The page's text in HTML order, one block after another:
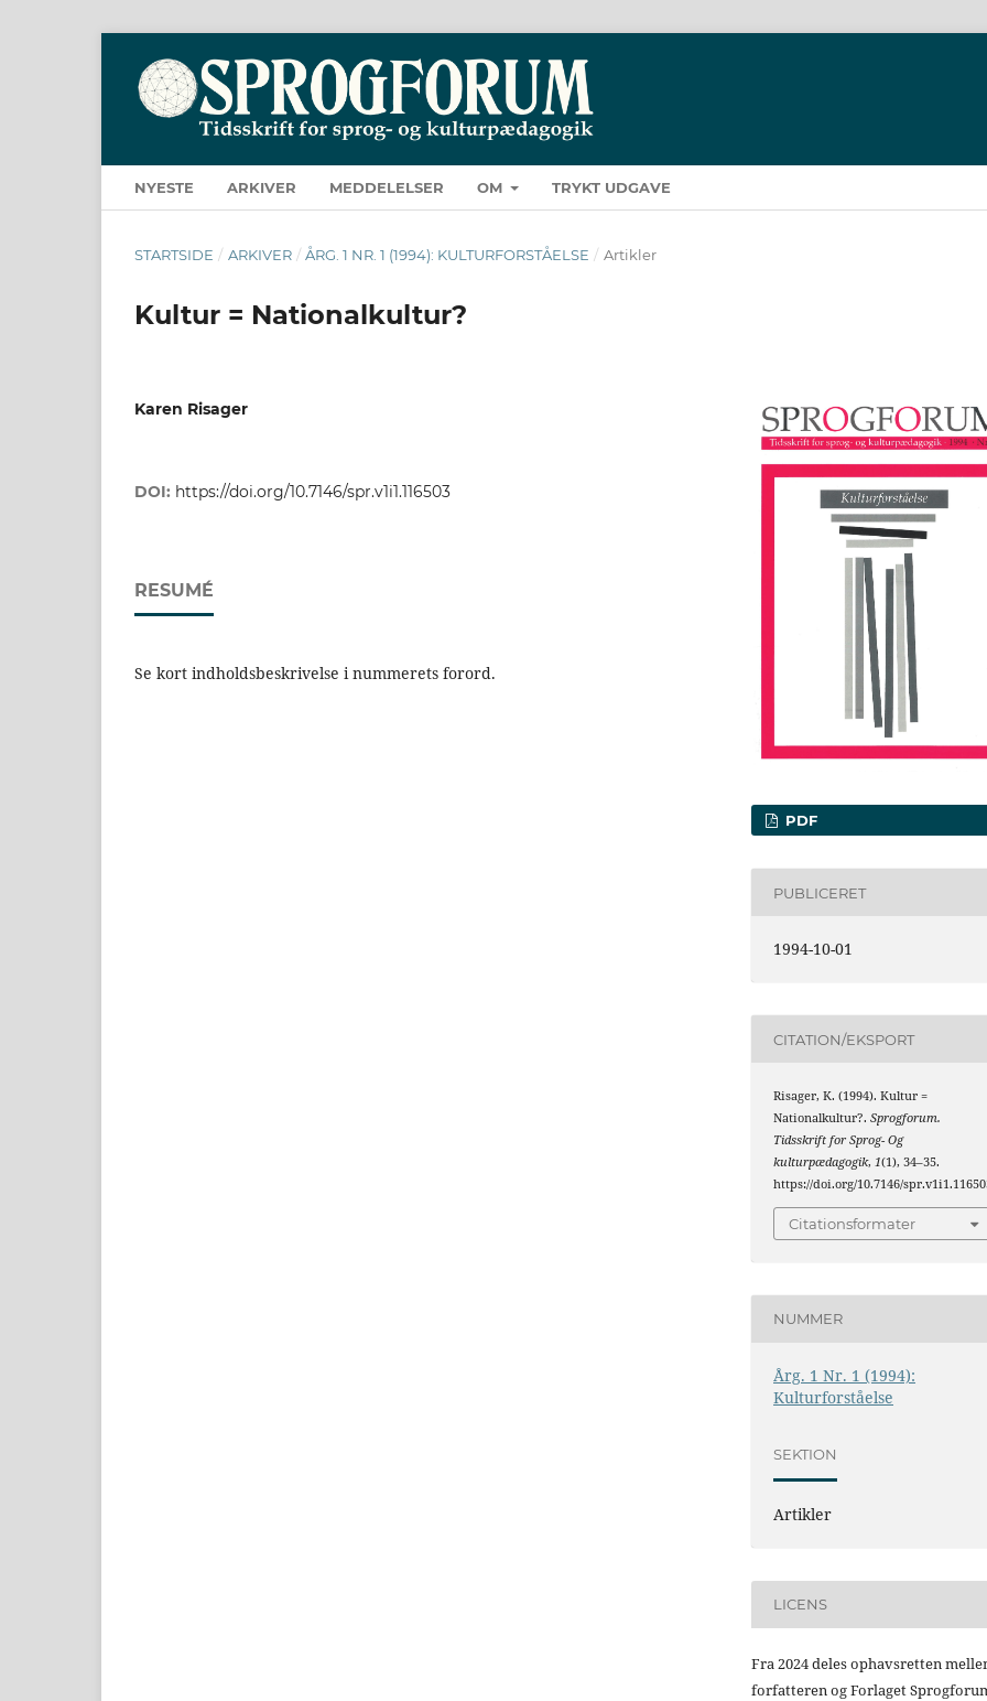
NYESTE ARKIVER MEDDELELSER OM TRYKT UDGAVE
STARTSIDE / ARKIVER / ÅRG. 1 NR. 1 (1994): KULTURFORSTÅELSE / Artikler
Kultur = Nationalkultur?
Karen Risager
DOI: https://doi.org/10.7146/spr.v1i1.116503
RESUMÉ
Se kort indholdsbeskrivelse i nummerets forord.
PDF
PUBLICERET
1994-10-01
CITATION/EKSPORT
Risager, K. (1994). Kultur =
Nationalkultur?.Sprogforum.
Tidsskrift for Sprog- Og
kulturpædagogik,1(1), 34–35.
https://doi.org/10.7146/
Citationsformater
NUMMER
Årg. 1 Nr. 1 (1994):
Kulturforståelse
SEKTION
Artikler
LICENS
Fra 2024 deles ophavsretten
forfatteren og Forlaget